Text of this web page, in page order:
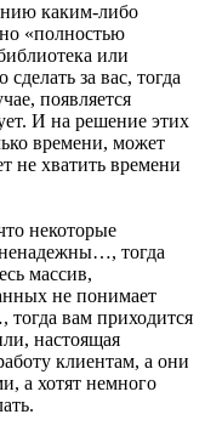
каким-либо
«полностью
или
за вас, тогда
появляется
И на решение этих
времени, может
не хватить времени
некоторые
тогда
массив,
не понимает
вам приходится
настоящая
клиентам, а они
а хотят немного